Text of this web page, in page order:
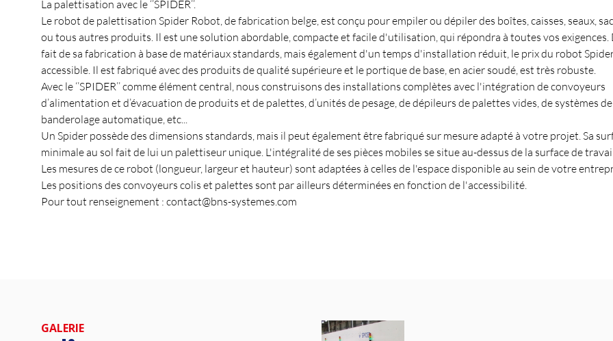
La palettisation avec le ‘’SPIDER’’.
Le robot de palettisation Spider Robot, de fabrication belge, est conçu pour empiler ou dépiler des boîtes, caisses, seaux,
ou tous autres produits. Il est une solution abordable, compacte et facile d'utilisation, qui répondra à toutes vos exigences.
fait de sa fabrication à base de matériaux standards, mais également d'un temps d'installation réduit, le prix du robot
accessible. Il est fabriqué avec des produits de qualité supérieure et le portique de base, en acier soudé, est très robuste.
Avec le ‘’SPIDER’’ comme élément central, nous construisons des installations complètes avec l'intégration de convoyeurs
d’alimentation et d’évacuation de produits et de palettes, d’unités de pesage, de dépileurs de palettes vides, de systèmes de
banderolage automatique, etc...
Un Spider possède des dimensions standards, mais il peut également être fabriqué sur mesure adapté à votre projet. Sa
minimale au sol fait de lui un palettiseur unique. L'intégralité de ses pièces mobiles se situe au-dessus de la surface de
Les mesures de ce robot (longueur, largeur et hauteur) sont adaptées à celles de l'espace disponible au sein de votre
Les positions des convoyeurs colis et palettes sont par ailleurs déterminées en fonction de l'accessibilité.
Pour tout renseignement : contact@bns-systemes.com
GALERIE